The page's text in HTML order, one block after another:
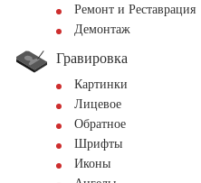
Ремонт и Реставрация
Демонтаж
Гравировка
Картинки
Лицевое
Обратное
Шрифты
Иконы